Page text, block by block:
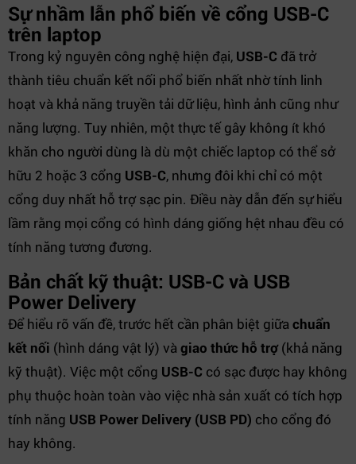
Sự nhầm lẫn phổ biến về cổng USB-C
trên laptop
Trong kỷ nguyên công nghệ hiện đại, USB-C đã trở
thành tiêu chuẩn kết nối phổ biến nhất nhờ tính linh
hoạt và khả năng truyền tải dữ liệu, hình ảnh cũng như
năng lượng. Tuy nhiên, một thực tế gây không ít khó
khăn cho người dùng là dù một chiếc laptop có thể sở
hữu 2 hoặc 3 cổng USB-C, nhưng đôi khi chỉ có một
cổng duy nhất hỗ trợ sạc pin. Điều này dẫn đến sự hiểu
lầm rằng mọi cổng có hình dáng giống hệt nhau đều có
tính năng tương đương.
Bản chất kỹ thuật: USB-C và USB
Power Delivery
Để hiểu rõ vấn đề, trước hết cần phân biệt giữa chuẩn
kết nối (hình dáng vật lý) và giao thức hỗ trợ(khả năng
kỹ thuật). Việc một cổng USB-C có sạc được hay không
phụ thuộc hoàn toàn vào việc nhà sản xuất có tích hợp
tính năng USB Power Delivery (USB PD) cho cổng đó
hay không.